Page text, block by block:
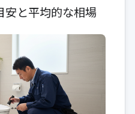
安と平均的な相場